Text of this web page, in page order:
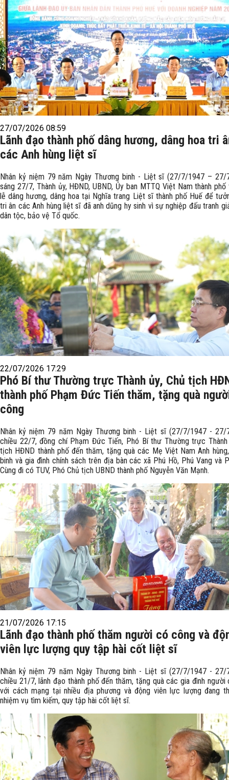
27/07/2026 08:59
Lãnh đạo thành phố dâng hương, dâng hoa tri
các Anh hùng liệt sĩ
Nhân kỷ niệm 79 năm Ngày Thương binh - Liệt sĩ (27/7/1947 – 27/
sáng 27/7, Thành ủy, HĐND, UBND, Ủy ban MTTQ Việt Nam thành
lễ dâng hương, dâng hoa tại Nghĩa trang Liệt sĩ thành phố Huế để
tri ân các Anh hùng liệt sĩ đã anh dũng hy sinh vì sự nghiệp đấu tranh
dân tộc, bảo vệ Tổ quốc.
22/07/2026 17:29
Phó Bí thư Thường trực Thành ủy, Chủ tịch
thành phố Phạm Đức Tiến thăm, tặng quà
công
Nhân kỷ niệm 79 năm Ngày Thương binh - Liệt sĩ (27/7/1947 - 27/
chiều 22/7, đồng chí Phạm Đức Tiến, Phó Bí thư Thường trực Thành
tịch HĐND thành phố đến thăm, tặng quà các Mẹ Việt Nam Anh
binh và gia đình chính sách trên địa bàn các xã Phú Hồ, Phú Vang và
Cùng đi có TUV, Phó Chủ tịch UBND thành phố Nguyễn Văn Mạnh.
21/07/2026 17:15
Lãnh đạo thành phố thăm người có công và
viên lực lượng quy tập hài cốt liệt sĩ
Nhân kỷ niệm 79 năm Ngày Thương binh - Liệt sĩ (27/7/1947 - 27/
chiều 21/7, lãnh đạo thành phố đến thăm, tặng quà các gia đình người
với cách mạng tại nhiều địa phương và động viên lực lượng đang
nhiệm vụ tìm kiếm, quy tập hài cốt liệt sĩ.